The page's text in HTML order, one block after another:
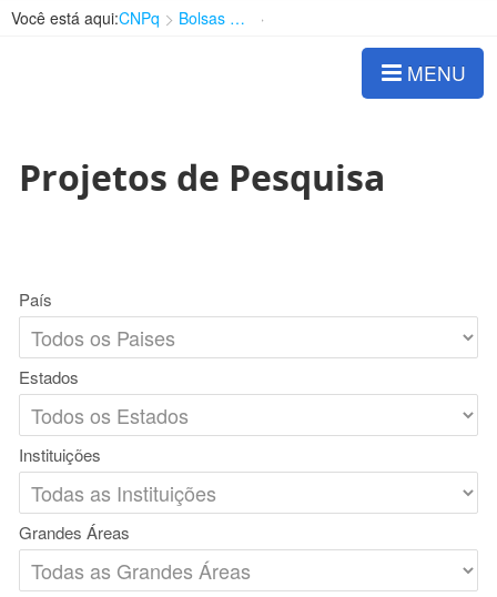
Você está aqui:CNPq Bolsas e Auxílios Vigentes
MENU
Projetos de Pesquisa
País
Estados
Instituições
Grandes Áreas